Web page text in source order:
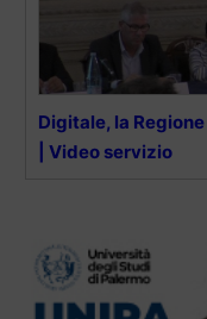
Digitale, la
| Video servizio